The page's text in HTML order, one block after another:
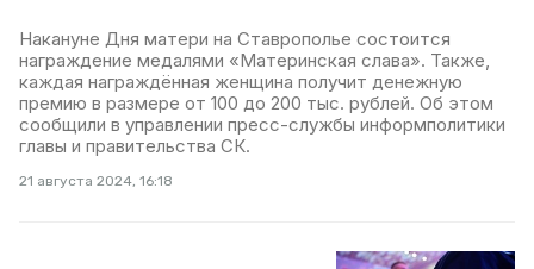
Накануне Дня матери на Ставрополье состоится
награждение медалями «Материнская слава». Также,
каждая награждённая женщина получит денежную
премию в размере от 100 до 200 тыс. рублей. Об этом
сообщили в управлении пресс-службы информполитики
главы и правительства СК.
21 августа 2024, 16:18